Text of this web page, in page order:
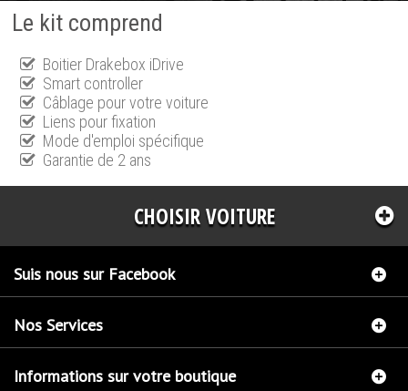
Le kit comprend
Boitier Drakebox iDrive
Smart controller
Câblage pour votre voiture
Liens pour fixation
Mode d'emploi spécifique
Garantie de 2 ans
CHOISIR VOITURE
Suis nous sur Facebook
Nos Services
Informations sur votre boutique